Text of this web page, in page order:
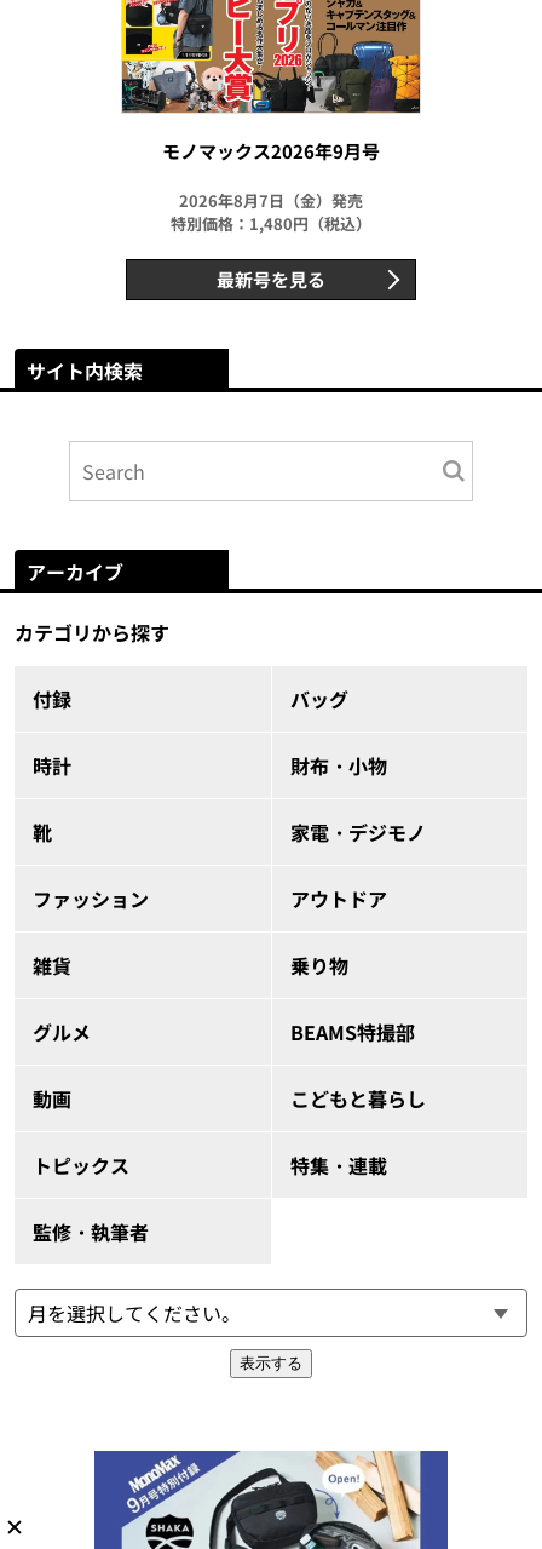
モノマックス2026年9月号
2026年8月7日（金）発売
特別価格：1,480円（税込）
最新号を見る
サイト内検索
アーカイブ
カテゴリから探す
付録 バッグ
時計 財布・小物
靴 家電・デジモノ
ファッション アウトドア
雑貨 乗り物
グルメ BEAMS特撮部
動画 こどもと暮らし
トピックス 特集・連載
監修・執筆者
表示する